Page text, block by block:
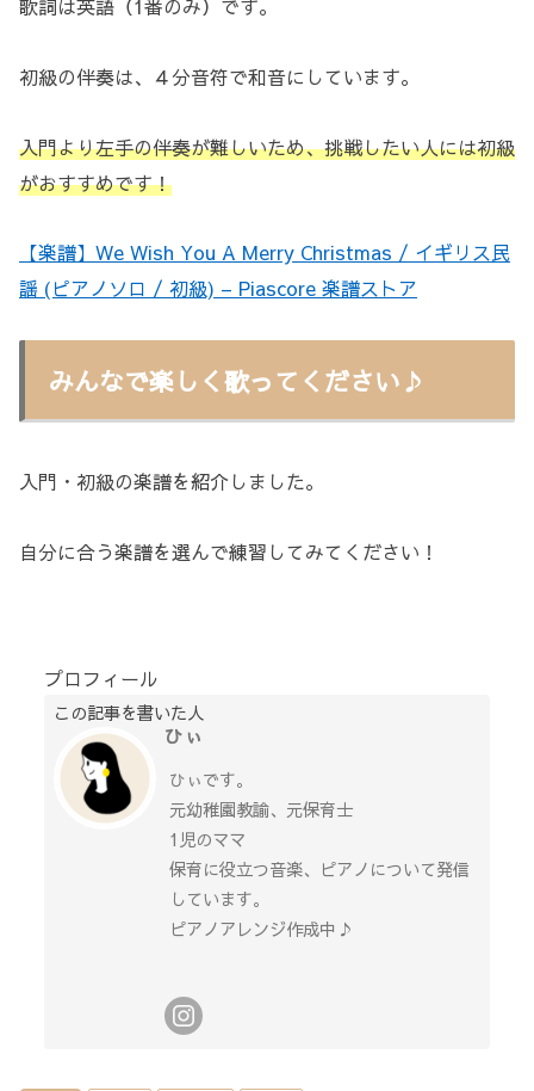
歌詞は英語（1番のみ）です。
初級の伴奏は、４分音符で和音にしています。
入門より左手の伴奏が難しいため、挑戦したい人には初級
がおすすめです！
【楽譜】We Wish You A Merry Christmas / イギリス民
謡 (ピアノソロ / 初級) – Piascore 楽譜ストア
みんなで楽しく歌ってください♪
入門・初級の楽譜を紹介しました。
自分に合う楽譜を選んで練習してみてください！
プロフィール
この記事を書いた人
ひぃ
ひぃです。
元幼稚園教諭、元保育士
1児のママ
保育に役立つ音楽、ピアノについて発信
しています。
ピアノアレンジ作成中♪